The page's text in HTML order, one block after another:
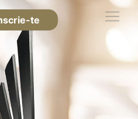
te